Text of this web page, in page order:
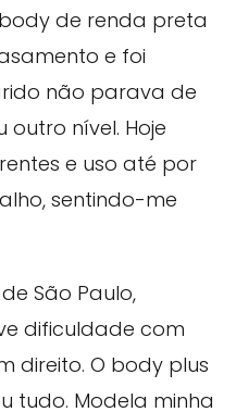
de renda preta
e foi
não parava de
nível. Hoje
e uso até por
sentindo-me
São Paulo,
dificuldade com
direito. O body plus
tudo. Modela minha